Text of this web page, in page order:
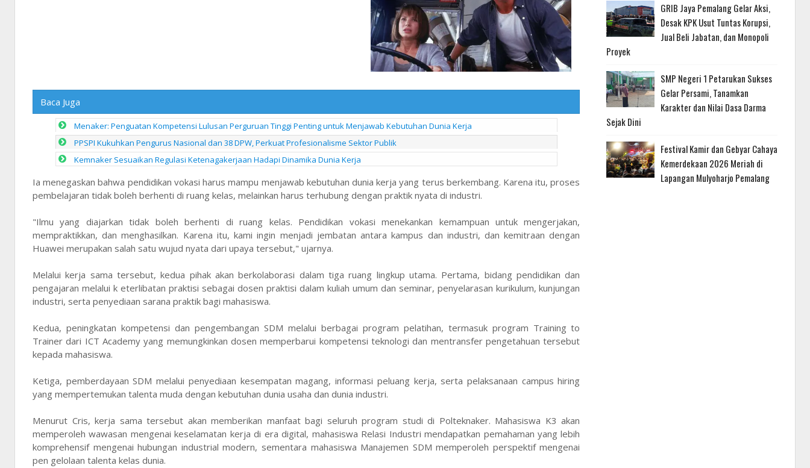
Baca Juga
Menaker: Penguatan Kompetensi Lulusan Perguruan Tinggi Penting untuk Menjawab Kebutuhan Dunia Kerja
PPSPI Kukuhkan Pengurus Nasional dan 38 DPW, Perkuat Profesionalisme Sektor Publik
Kemnaker Sesuaikan Regulasi Ketenagakerjaan Hadapi Dinamika Dunia Kerja
Ia menegaskan bahwa pendidikan vokasi harus mampu menjawab kebutuhan dunia kerja yang terus berkembang. Karena itu, proses
pembelajaran tidak boleh berhenti di ruang kelas, melainkan harus terhubung dengan praktik nyata di industri.
"Ilmu yang diajarkan tidak boleh berhenti di ruang kelas. Pendidikan vokasi menekankan kemampuan untuk mengerjakan,
mempraktikkan, dan menghasilkan. Karena itu, kami ingin menjadi jembatan antara kampus dan industri, dan kemitraan dengan
Huawei merupakan salah satu wujud nyata dari upaya tersebut," ujarnya.
Melalui kerja sama tersebut, kedua pihak akan berkolaborasi dalam tiga ruang lingkup utama. Pertama, bidang pendidikan dan
pengajaran melalui k eterlibatan praktisi sebagai dosen praktisi dalam kuliah umum dan seminar, penyelarasan kurikulum, kunjungan
industri, serta penyediaan sarana praktik bagi mahasiswa.
Kedua, peningkatan kompetensi dan pengembangan SDM melalui berbagai program pelatihan, termasuk program Training to
Trainer dari ICT Academy yang memungkinkan dosen memperbarui kompetensi teknologi dan mentransfer pengetahuan tersebut
kepada mahasiswa.
Ketiga, pemberdayaan SDM melalui penyediaan kesempatan magang, informasi peluang kerja, serta pelaksanaan campus hiring
yang mempertemukan talenta muda dengan kebutuhan dunia usaha dan dunia industri.
Menurut Cris, kerja sama tersebut akan memberikan manfaat bagi seluruh program studi di Polteknaker. Mahasiswa K3 akan
memperoleh wawasan mengenai keselamatan kerja di era digital, mahasiswa Relasi Industri mendapatkan pemahaman yang lebih
komprehensif mengenai hubungan industrial modern, sementara mahasiswa Manajemen SDM memperoleh perspektif mengenai
pen gelolaan talenta kelas dunia.
GRIB Jaya Pemalang Gelar Aksi,
Desak KPK Usut Tuntas Korupsi,
Jual Beli Jabatan, dan Monopoli
Proyek
SMP Negeri 1 Petarukan Sukses
Gelar Persami, Tanamkan
Karakter dan Nilai Dasa Darma
Sejak Dini
Festival Kamir dan Gebyar Cahaya
Kemerdekaan 2026 Meriah di
Lapangan Mulyoharjo Pemalang